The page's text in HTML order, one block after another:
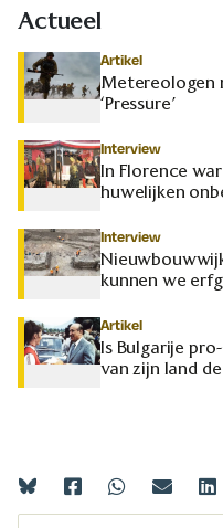
Actueel
Artikel
Metereologen
‘Pressure’
Interview
In Florence
huwelijken
Interview
kunnen we
Artikel
Is Bulgarije
van zijn land